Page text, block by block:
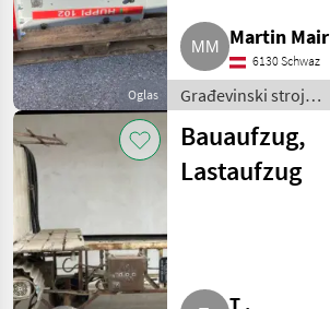
Oglas
Martin Mair
6130 Schwaz
Građevinski strojevi
/ Mali građevinski
strojevi
Bauaufzug,
Lastaufzug